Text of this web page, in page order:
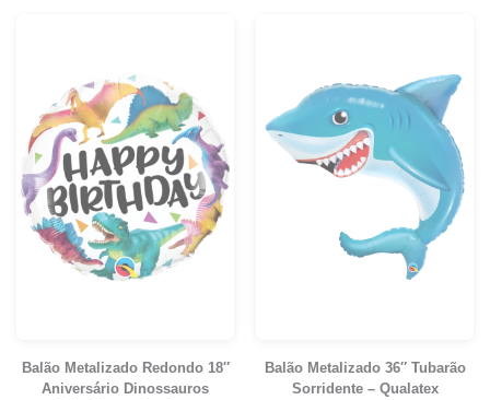
Balão Metalizado Redondo 18″
Aniversário Dinossauros
Balão Metalizado 36″ Tubarão
Sorridente – Qualatex